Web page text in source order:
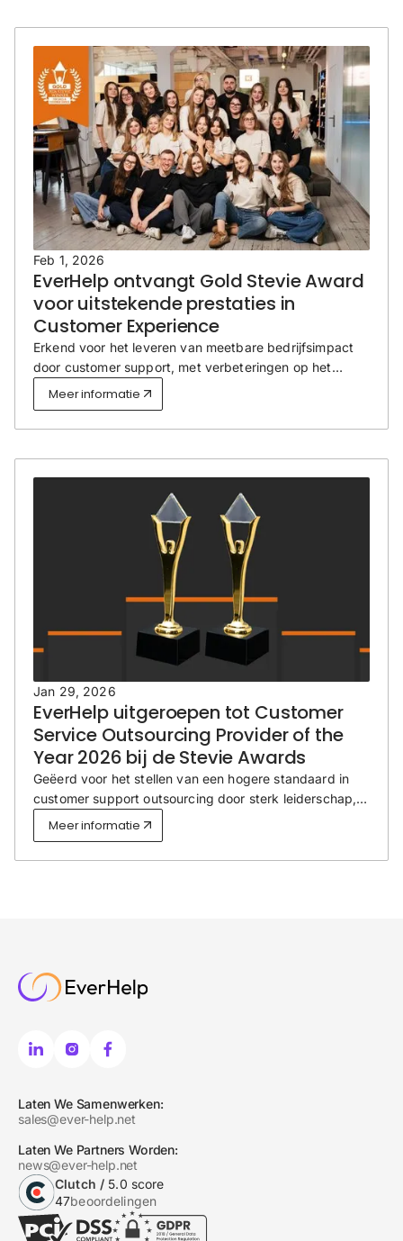
Feb 1, 2026
EverHelp ontvangt Gold Stevie Award
voor uitstekende prestaties in
Customer Experience
Erkend voor het leveren van meetbare bedrijfsimpact
door customer support, met verbeteringen op het
gebied van klantbehoud, tevredenheid en
langetermijngroei van klanten.
Meer informatie
Jan 29, 2026
EverHelp uitgeroepen tot Customer
Service Outsourcing Provider of the
Year 2026 bij de Stevie Awards
Geëerd voor het stellen van een hogere standaard in
customer support outsourcing door sterk leiderschap,
schaalbare operaties en consistente servicekwaliteit.
Meer informatie
Laten We Samenwerken:
sales@ever-help.net
Laten We Partners Worden:
news@ever-help.net
Clutch / 5.0 score
47beoordelingen